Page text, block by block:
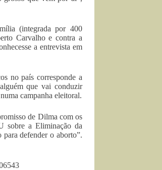
(integrada por 400
Carvalho e contra a
a entrevista em
no país corresponde a
que vai conduzir
campanha eleitoral.
de Dilma com os
sobre a Eliminação da
defender o aborto”.